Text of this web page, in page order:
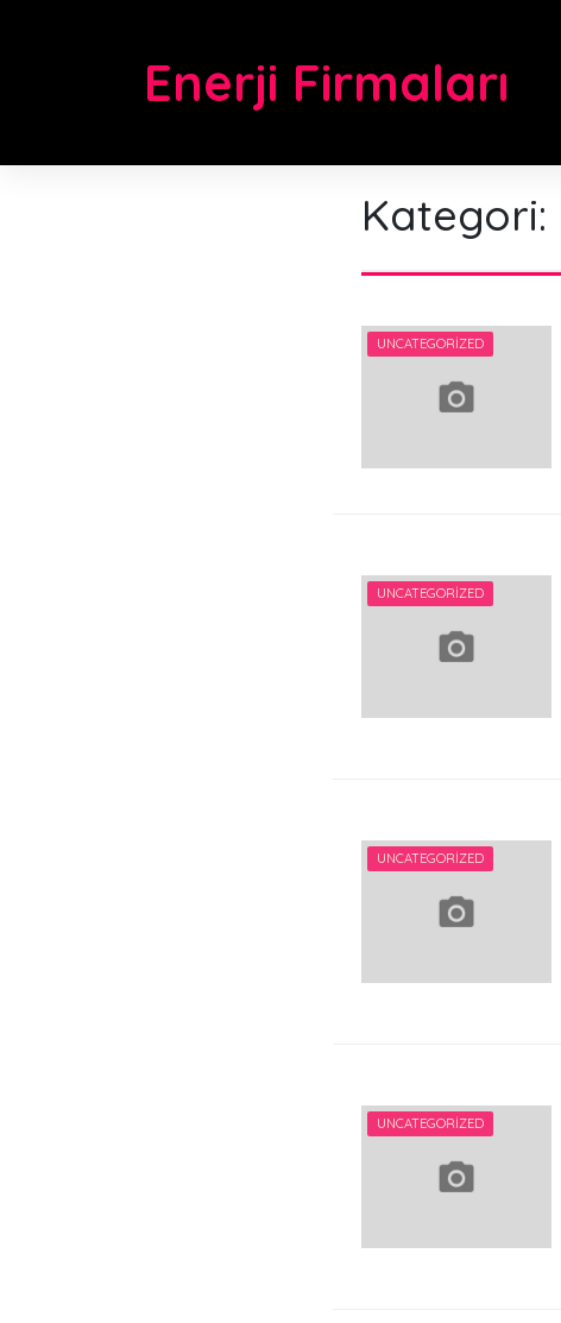
Enerji Firmaları
Kategori:
UNCATEGORIZED
UNCATEGORIZED
UNCATEGORIZED
UNCATEGORIZED